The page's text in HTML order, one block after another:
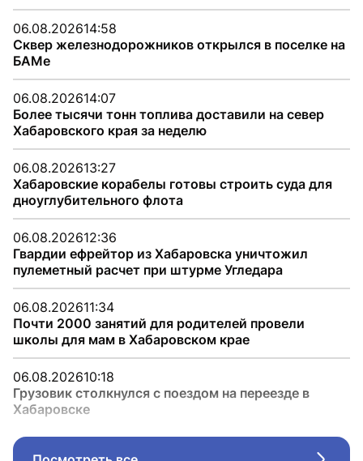
06.08.202614:58
Сквер железнодорожников открылся в поселке на
БАМе
06.08.202614:07
Более тысячи тонн топлива доставили на север
Хабаровского края за неделю
06.08.202613:27
Хабаровские корабелы готовы строить суда для
дноуглубительного флота
06.08.202612:36
Гвардии ефрейтор из Хабаровска уничтожил
пулеметный расчет при штурме Угледара
06.08.202611:34
Почти 2000 занятий для родителей провели
школы для мам в Хабаровском крае
06.08.202610:18
Грузовик столкнулся с поездом на переезде в
Хабаровске